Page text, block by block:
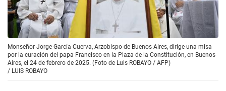
Monseñor Jorge García Cuerva, Arzobispo de Buenos Aires, dirige una misa
por la curación del papa Francisco en la Plaza de la Constitución, en Buenos
Aires, el 24 de febrero de 2025. (Foto de Luis ROBAYO / AFP)
/ LUIS ROBAYO